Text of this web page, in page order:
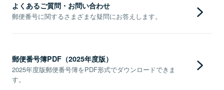
よくあるご質問・お問い合わせ
郵便番号に関するさまざまな疑問にお答えします。
郵便番号簿PDF（2025年度版）
2025年度版郵便番号簿をPDF形式でダウンロードできま
す。